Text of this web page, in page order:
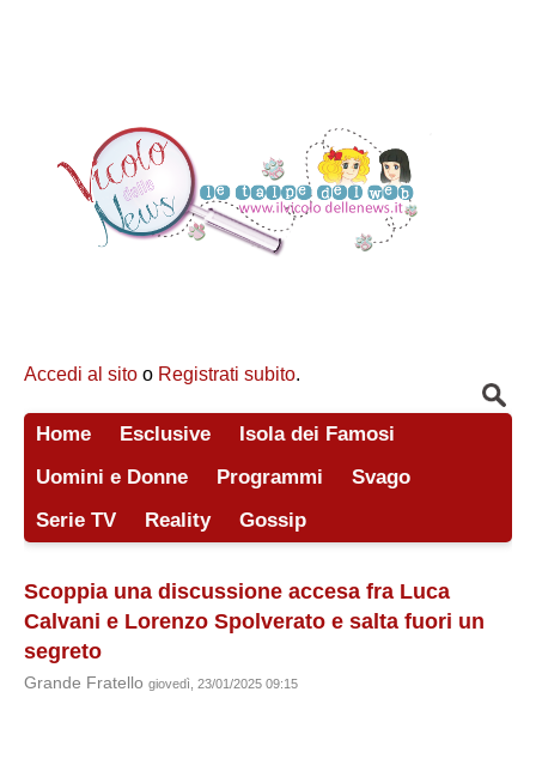
Accedi al sito o Registrati subito.
Home Esclusive
Isola dei Famosi
Uomini e Donne
Programmi
Svago
Serie TV
Reality Gossip
Scoppia una discussione accesa fra Luca
Calvani e Lorenzo Spolverato e salta fuori un
segreto
Grande Fratello giovedì, 23/01/2025 09:15